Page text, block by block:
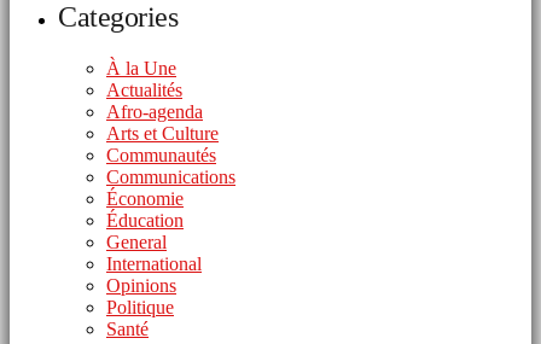
Categories
À la Une
Actualités
Afro-agenda
Arts et Culture
Communautés
Communications
Économie
Éducation
General
International
Opinions
Politique
Santé